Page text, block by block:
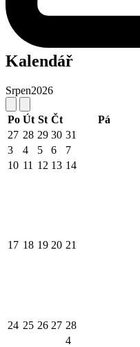
Kalendář
Srpen2026
Po Út St Čt Pá
27 28 29 30 31
3
4 5 6 7
10 11 12 13 14
17 18 19 20 21
24 25 26 27 28
4